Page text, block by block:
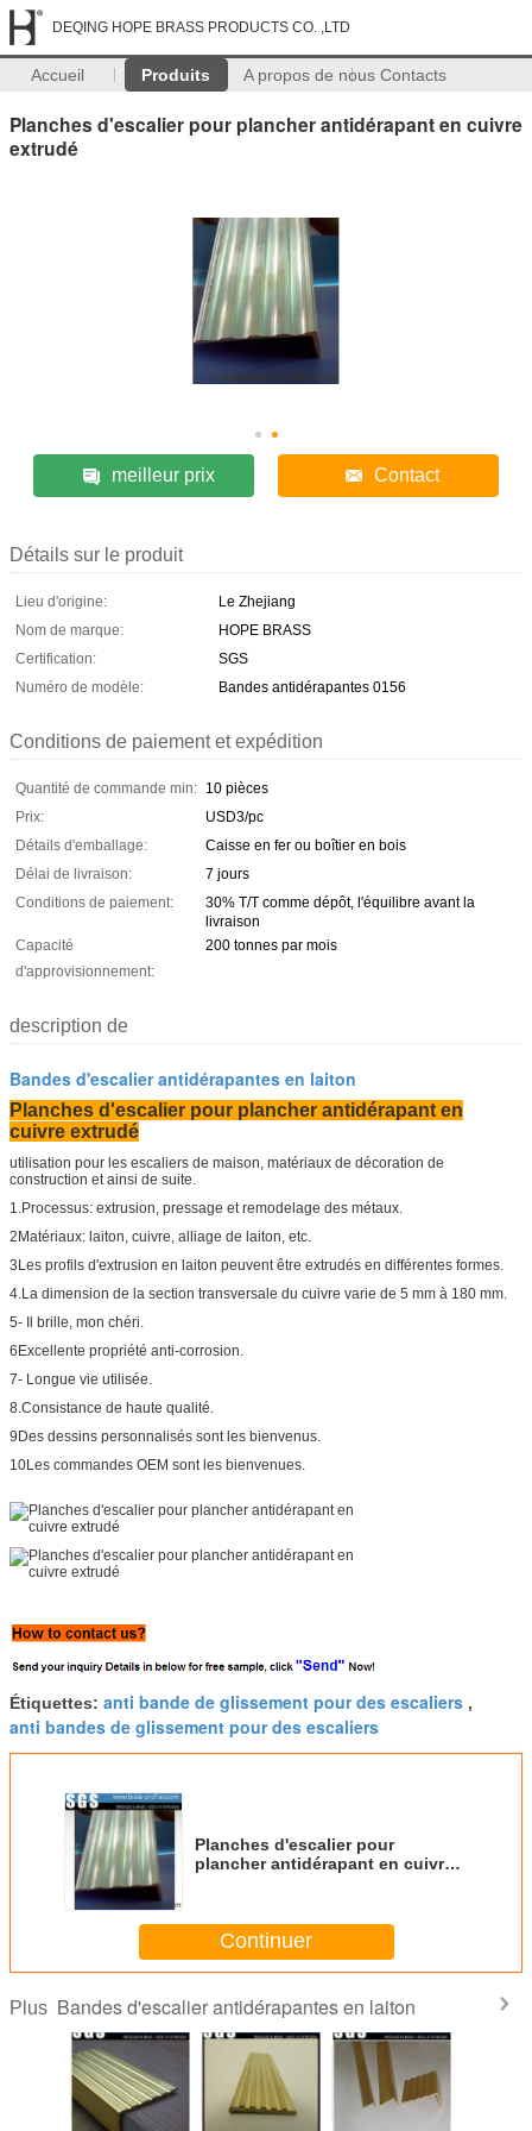
DEQING HOPE BRASS PRODUCTS CO. ,LTD
Accueil Produits A propos de nous Contacts
Planches d'escalier pour plancher antidérapant en cuivre
extrudé
meilleur prix Contact
Détails sur le produit
Lieu d'origine:
Le Zhejiang
Nom de marque:
HOPE BRASS
Certification:
SGS
Numéro de modèle:
Bandes antidérapantes 0156
Conditions de paiement et expédition
Quantité de commande min: 10 pièces
Prix:
USD3/pc
Détails d'emballage:
Caisse en fer ou boîtier en bois
Délai de livraison:
7 jours
Conditions de paiement:
30% T/T comme dépôt, l'équilibre avant la
livraison
Capacité
d'approvisionnement:
200 tonnes par mois
description de
Bandes d'escalier antidérapantes en laiton
Planches d'escalier pour plancher antidérapant en
cuivre extrudé
utilisation pour les escaliers de maison, matériaux de décoration de
construction et ainsi de suite.
1.Processus: extrusion, pressage et remodelage des métaux.
2Matériaux: laiton, cuivre, alliage de laiton, etc.
3Les profils d'extrusion en laiton peuvent être extrudés en différentes formes.
4.La dimension de la section transversale du cuivre varie de 5 mm à 180 mm.
5- Il brille, mon chéri.
6Excellente propriété anti-corrosion.
7- Longue vie utilisée.
8.Consistance de haute qualité.
9Des dessins personnalisés sont les bienvenus.
10Les commandes OEM sont les bienvenues.
Étiquettes: anti bande de glissement pour des escaliers ,
anti bandes de glissement pour des escaliers
Planches d'escalier pour
plancher antidérapant en cuivre
Continuer
Plus Bandes d'escalier antidérapantes en laiton